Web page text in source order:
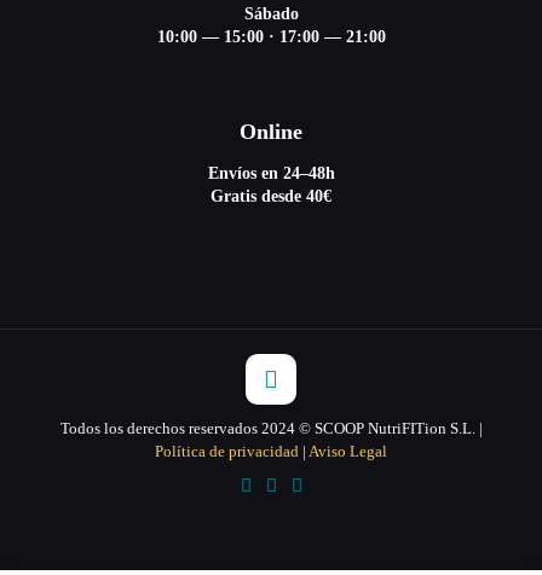
Sábado
10:00 — 15:00· 17:00 — 21:00
Online
Envíos en 24–48h
Gratis desde 40€
Todos los derechos reservados 2024 © SCOOP NutriFITion S.L. |
Política de privacidad | Aviso Legal